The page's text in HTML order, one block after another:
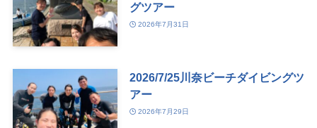
グツアー
2026年7月31日
2026/7/25川奈ビーチダイビングツ
アー
2026年7月29日